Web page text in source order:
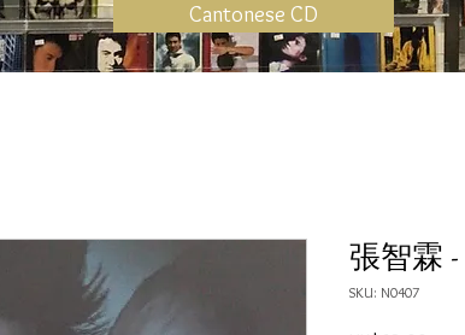
Cantonese CD
張智霖
SKU: N0407